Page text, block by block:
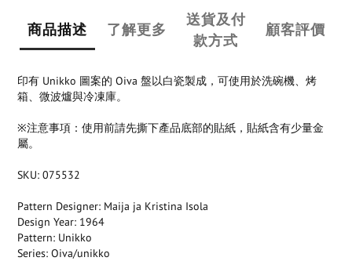
商品描述 了解更多
送貨及付
款方式
顧客評價
印有 Unikko 圖案的 Oiva 盤以白瓷製成，可使用於洗碗機、烤
箱、微波爐與冷凍庫。
※注意事項：使用前請先撕下產品底部的貼紙，貼紙含有少量金
屬。
SKU: 075532
Pattern Designer: Maija ja Kristina Isola
Design Year: 1964
Pattern: Unikko
Series: Oiva/unikko